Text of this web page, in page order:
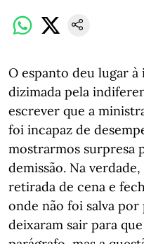
O espanto deu lugar
dizimada pela
escrever que a
foi incapaz de
mostrarmos surpresa
demissão. Na
retirada de cena e
onde não foi salva por
deixaram sair para